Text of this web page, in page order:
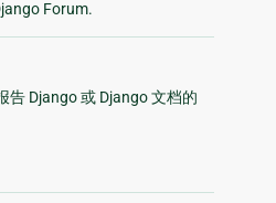
Forum.
告 Django 或 Django 文档的